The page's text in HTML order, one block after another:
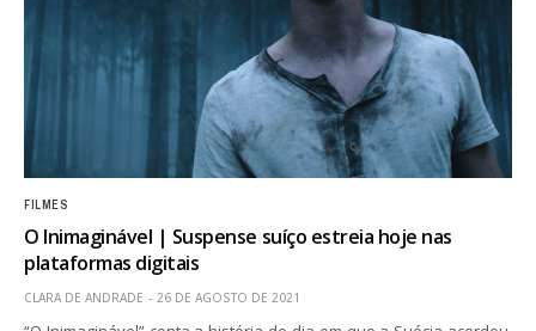
FILMES
O Inimaginável | Suspense suíço estreia hoje nas
plataformas digitais
CLARA DE ANDRADE 26 DE AGOSTO DE 2021